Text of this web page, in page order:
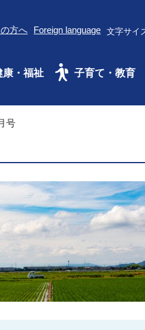
方へ Foreign language 文字サイ
康・福祉 子育て・教育
号